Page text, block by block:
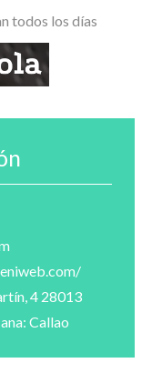
todos los días
4 28013
Callao